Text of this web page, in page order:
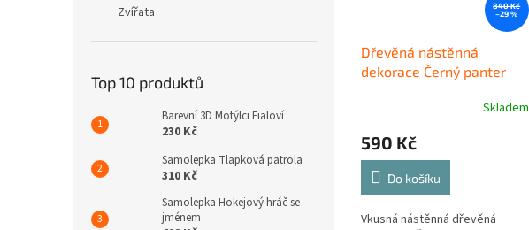
Zvířata
Top 10 produktů
Barevní 3D Motýlci Fialoví
230 Kč
Samolepka Tlapková patrola
310 Kč
Samolepka Hokejový hráč se
jménem
840 Kč
–29 %
Dřevěná nástěnná
dekorace Černý panter
Skladem
590 Kč
Do košíku
Vkusná nástěnná dřevěná